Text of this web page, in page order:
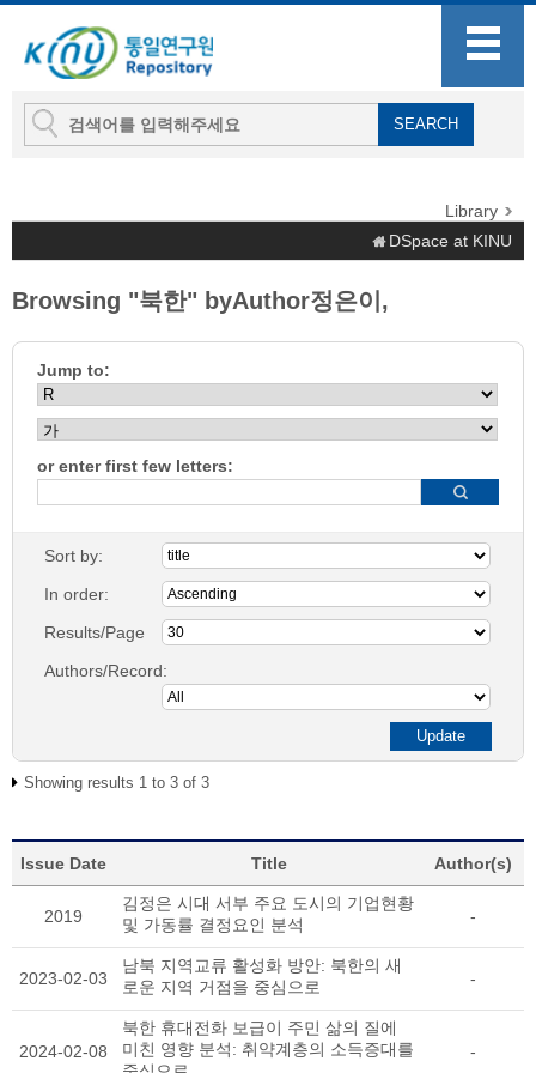
Library
DSpace at KINU
Browsing "북한" byAuthor정은이,
Jump to:
or enter first few letters:
Sort by:
In order:
Results/Page
Authors/Record:
Showing results 1 to 3 of 3
Issue Date Title Author(s)
2019
김정은 시대 서부 주요 도시의 기업현황
및 가동률 결정요인 분석
-
2023-02-03
남북 지역교류 활성화 방안: 북한의 새
로운 지역 거점을 중심으로
-
2024-02-08
북한 휴대전화 보급이 주민 삶의 질에
미친 영향 분석: 취약계층의 소득증대를
-